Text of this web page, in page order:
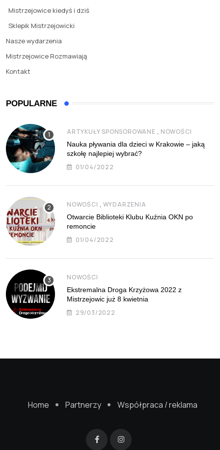
Mistrzejowice kiedyś i dziś
Sklepik Mistrzejowicki
Nasze wydarzenia
Mistrzejowice Rozmawiają
Kontakt
POPULARNE
ARTYKUŁY SPONSOROWANE , NOWOŚCI
Nauka pływania dla dzieci w Krakowie – jaką
szkołę najlepiej wybrać?
01/04/2022
NOWOŚCI , WYDARZENIA
Otwarcie Biblioteki Klubu Kuźnia OKN po
remoncie
01/04/2022
NOWOŚCI
Ekstremalna Droga Krzyżowa 2022 z
Mistrzejowic już 8 kwietnia
29/03/2022
Home Partnerzy Współpraca / reklama